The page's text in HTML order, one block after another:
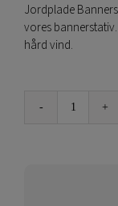
Jordplade
vores
hård vind.